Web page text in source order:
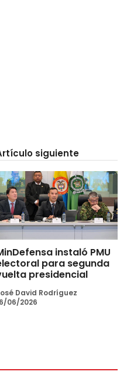
siguiente
instaló PMU
para segunda
presidencial
David Rodríguez
06/2026